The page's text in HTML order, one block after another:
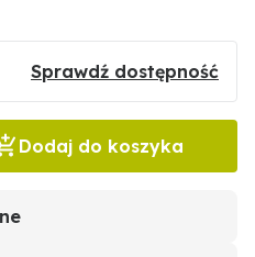
Sprawdź dostępność
Dodaj do koszyka